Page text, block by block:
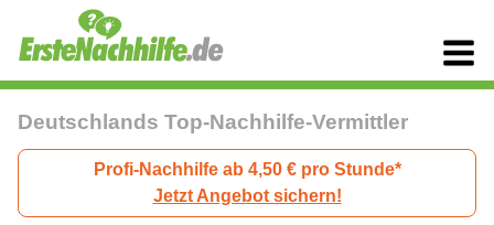
Deutschlands Top-Nachhilfe-Vermittler
Profi-Nachhilfe ab 4,50 € pro Stunde*
Jetzt Angebot sichern!